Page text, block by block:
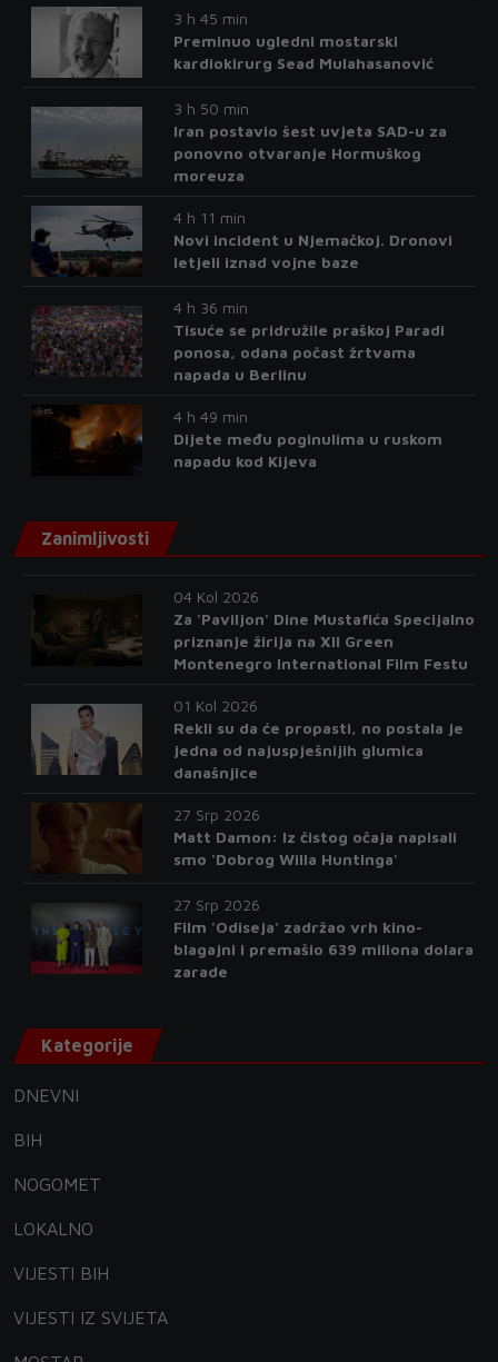
3 h 45 min
Preminuo ugledni mostarski
kardiokirurg Sead Mulahasanović
3 h 50 min
Iran postavio šest uvjeta SAD-u za
ponovno otvaranje Hormuškog
moreuza
4 h 11 min
Novi incident u Njemačkoj. Dronovi
letjeli iznad vojne baze
4 h 36 min
Tisuće se pridružile praškoj Paradi
ponosa, odana počast žrtvama
napada u Berlinu
4 h 49 min
Dijete među poginulima u ruskom
napadu kod Kijeva
Zanimljivosti
04 Kol 2026
Za 'Paviljon' Dine Mustafića Specijalno
priznanje žirija na XII Green
Montenegro International Film Festu
01 Kol 2026
Rekli su da će propasti, no postala je
jedna od najuspješnijih glumica
današnjice
27 Srp 2026
Matt Damon: Iz čistog očaja napisali
smo 'Dobrog Willa Huntinga'
27 Srp 2026
Film 'Odiseja' zadržao vrh kino-
blagajni i premašio 639 miliona dolara
zarade
Kategorije
DNEVNI
BIH
NOGOMET
LOKALNO
VIJESTI BIH
VIJESTI IZ SVIJETA